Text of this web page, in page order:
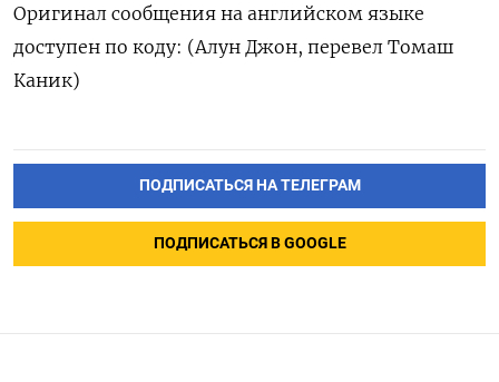
Оригинал сообщения на английском языке
доступен по коду: (Алун Джон, перевел Томаш
Каник)
ПОДПИСАТЬСЯ НА ТЕЛЕГРАМ
ПОДПИСАТЬСЯ В GOOGLE